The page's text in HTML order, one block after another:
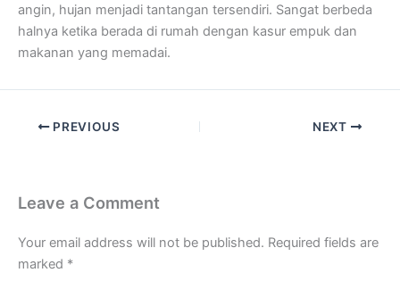
angin, hujan menjadi tantangan tersendiri. Sangat berbeda
halnya ketika berada di rumah dengan kasur empuk dan
makanan yang memadai.
PREVIOUS NEXT
Leave a Comment
Your email address will not be published. Required fields are
marked *